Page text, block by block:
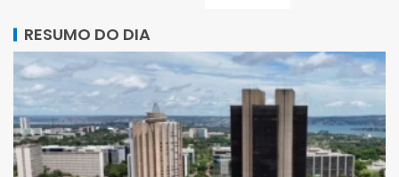
RESUMO DO DIA